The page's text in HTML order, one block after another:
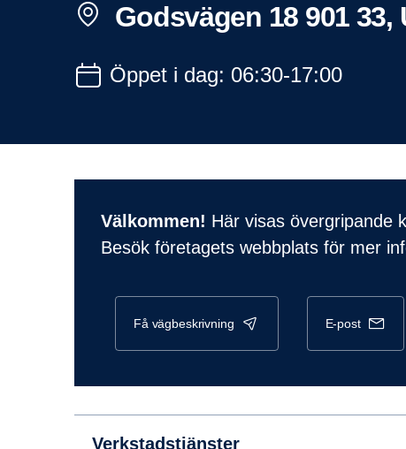
Godsvägen 18 901 33,
Öppet i dag: 06:30-17:00
Välkommen! Här visas övergripande
Besök företagets webbplats för mer
få vägbeskrivning e-post
Verkstadstjänster